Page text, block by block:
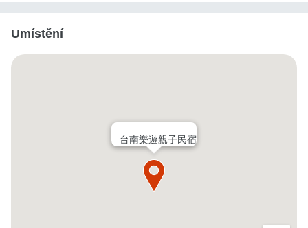
Umístění
台南樂遊親子民宿